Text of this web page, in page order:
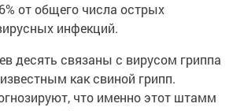
от общего числа острых
инфекций.
десять связаны с вирусом гриппа
как свиной грипп.
что именно этот штамм